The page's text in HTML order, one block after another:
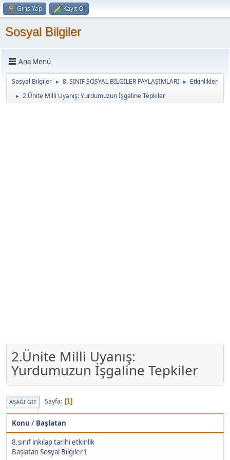
Giriş Yap Kayıt Ol
Sosyal Bilgiler
Ana Menü
Sosyal Bilgiler ► 8. SINIF SOSYAL BİLGİLER PAYLAŞIMLARI ► Etkinlikler
► 2.Ünite Milli Uyanış: Yurdumuzun İşgaline Tepkiler
2.Ünite Milli Uyanış:
Yurdumuzun İşgaline Tepkiler
AŞAĞI GIT Sayfa 1
Konu / Başlatan
8.sınıf inkılap tarihi etkinlik
BaşlatanSosyal Bilgiler1